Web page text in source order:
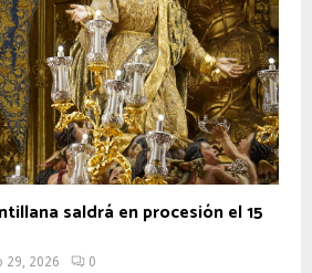
saldrá en procesión el 15
29, 2026 0